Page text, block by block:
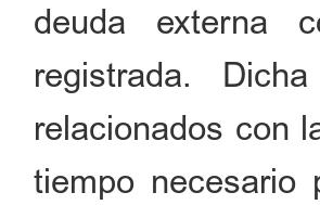
deuda externa
registrada.
relacionados con
tiempo necesario